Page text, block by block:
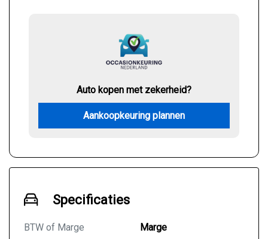
Auto kopen met zekerheid?
Aankoopkeuring plannen
Specificaties
BTW of Marge
Marge